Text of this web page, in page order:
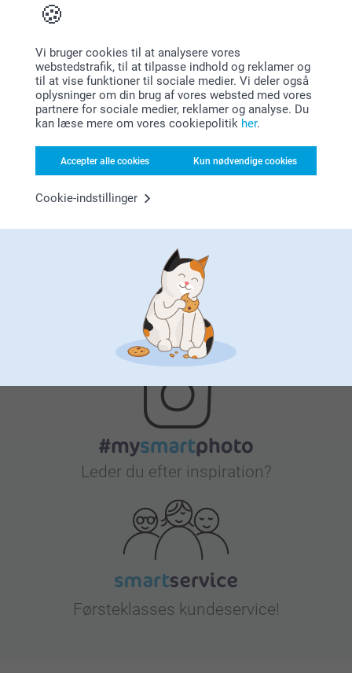
Vi bruger cookies til at analysere vores
webstedstrafik, til at tilpasse indhold og reklamer og
til at vise funktioner til sociale medier. Vi deler også
oplysninger om din brug af vores websted med vores
partnere for sociale medier, reklamer og analyse. Du
kan læse mere om vores cookiepolitik her.
Accepter alle cookies Kun nødvendige cookies
Cookie-indstillinger
Hvorforsmartphoto
Tilfreds kunde garanti
Bonus på alle dine køb
Leder du efter inspiration?
Førsteklasses kundeservice!